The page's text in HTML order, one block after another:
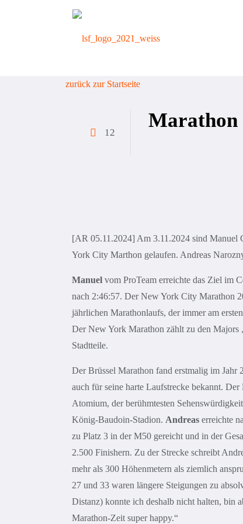
zurück zur Startseite
12
Marathon
[AR 05.11.2024] Am 3.11.2024 sind
York City Marthon gelaufen. Andreas
Manuel vom ProTeam erreichte das Ziel im
nach 2:46:57. Der New York City Marathon
jährlichen Marathonlaufs, der immer am
Der New York Marathon zählt zu den
Stadtteile.
Der Brüssel Marathon fand erstmalig im Jahr
auch für seine harte Laufstrecke bekannt.
Atomium, der berühmtesten
König-Baudoin-Stadion. Andreas erreichte
zu Platz 3 in der M50 gereicht und in der
2.500 Finishern. Zu der Strecke schreibt
mehr als 300 Höhenmetern als ziemlich
27 und 33 waren längere Steigungen zu
Distanz) konnte ich deshalb nicht halten, bin
Marathon-Zeit super happy.“